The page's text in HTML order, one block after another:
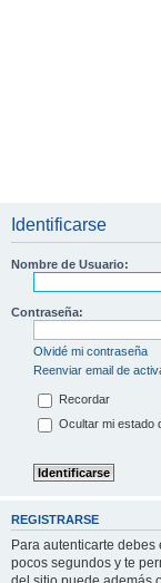
Identificarse
Nombre de Usuario:
Contraseña:
Olvidé mi contraseña
Reenviar email de
Recordar
Ocultar mi estado
REGISTRARSE
Para autenticarte
pocos segundos y te